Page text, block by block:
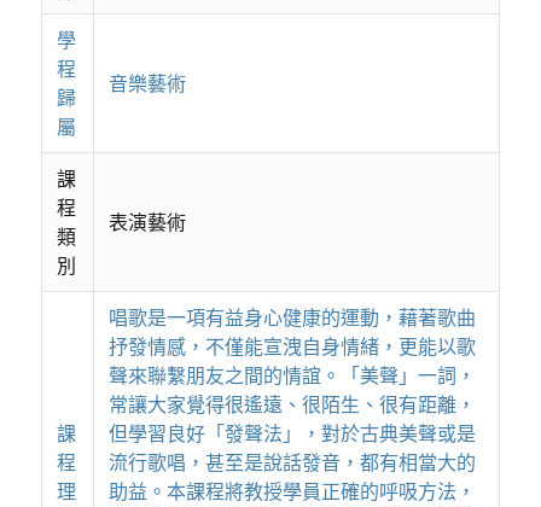
學
程
歸
屬
音樂藝術
課
程
類
別
表演藝術
課
程
理
唱歌是一項有益身心健康的運動，藉著歌曲
抒發情感，不僅能宣洩自身情緒，更能以歌
聲來聯繫朋友之間的情誼。「美聲」一詞，
常讓大家覺得很遙遠、很陌生、很有距離，
但學習良好「發聲法」，對於古典美聲或是
流行歌唱，甚至是說話發音，都有相當大的
助益。本課程將教授學員正確的呼吸方法，